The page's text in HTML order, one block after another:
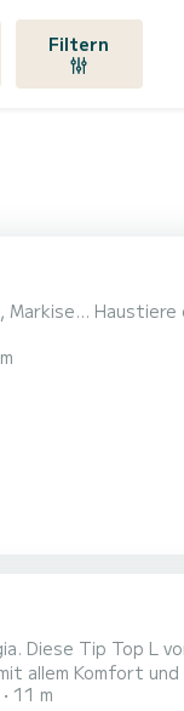
Filtern
Diese Tip Top L
einzigartigen
11 m